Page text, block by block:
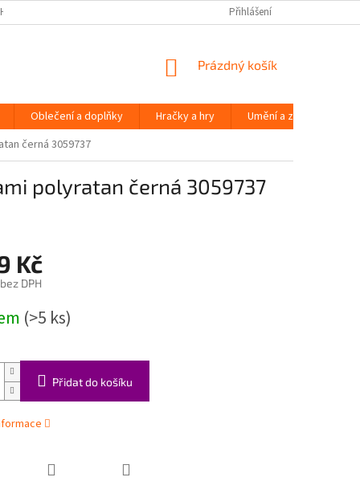
ÚDAJŮ Přihlášení
NÁKUPNÍ
Prázdný košík
Oblečení a doplňky Hračky a hry Umění a zábava
černá 3059737
polyratan černá 3059737
Kč
DPH
(>5 ks)
Přidat do košíku